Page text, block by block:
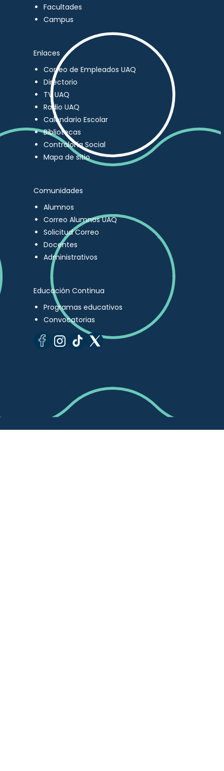
Facultades
Campus
Enlaces
Correo de Empleados UAQ
Directorio
TV UAQ
Radio UAQ
Calendario Escolar
Bibliotecas
Contraloría Social
Mapa de sitio
Comunidades
Alumnos
Correo Alumnos UAQ
Solicitud Correo
Docentes
Administrativos
Educación Continua
Programas educativos
Convocatorias